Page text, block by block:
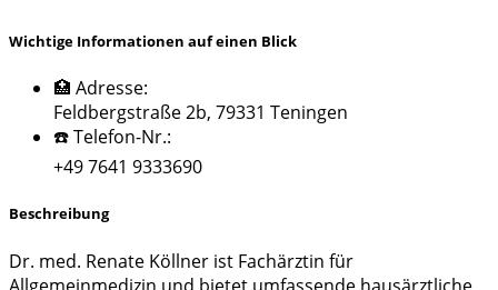
Wichtige Informationen auf einen Blick
🏥 Adresse:
Feldbergstraße 2b, 79331 Teningen
☎️ Telefon-Nr.:
+49 7641 9333690
Beschreibung
Dr. med. Renate Köllner ist Fachärztin für
Allgemeinmedizin und bietet umfassende hausärztliche